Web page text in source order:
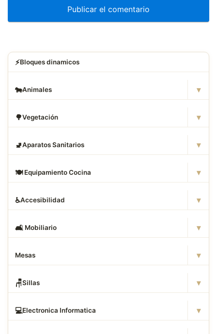
⚡Bloques dinamicos
🐄Animales ▾
🌳Vegetación ▾
🚽Aparatos Sanitarios ▾
🍽️ Equipamiento Cocina ▾
♿Accesibilidad ▾
🛋 ️ Mobiliario ▾
Mesas ▾
🪑Sillas ▾
💻Electronica Informatica ▾